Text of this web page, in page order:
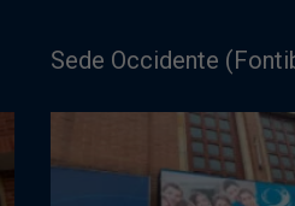
Sede Occidente